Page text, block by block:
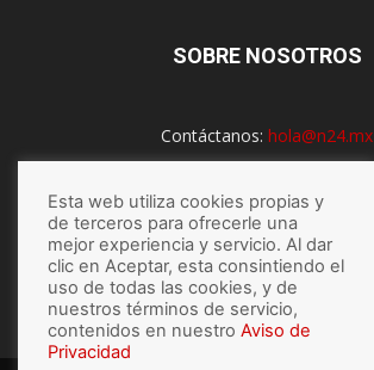
SOBRE NOSOTROS
Contáctanos: hola@n24.mx
SÍGUENOS
Esta web utiliza cookies propias y
de terceros para ofrecerle una
mejor experiencia y servicio. Al dar
clic en Aceptar, esta consintiendo el
uso de todas las cookies, y de
nuestros términos de servicio,
contenidos en nuestro Aviso de
Privacidad